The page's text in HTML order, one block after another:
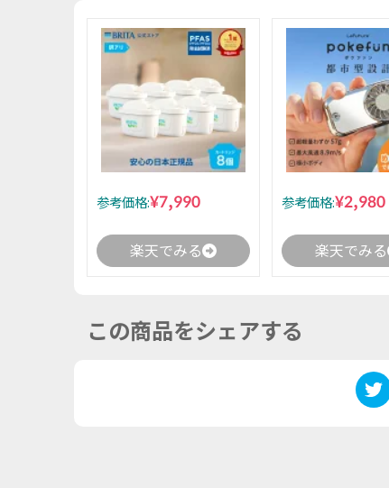
参考価格:¥7,990
楽天でみる
参考価格:¥2,980
楽天でみる
この商品をシェアする